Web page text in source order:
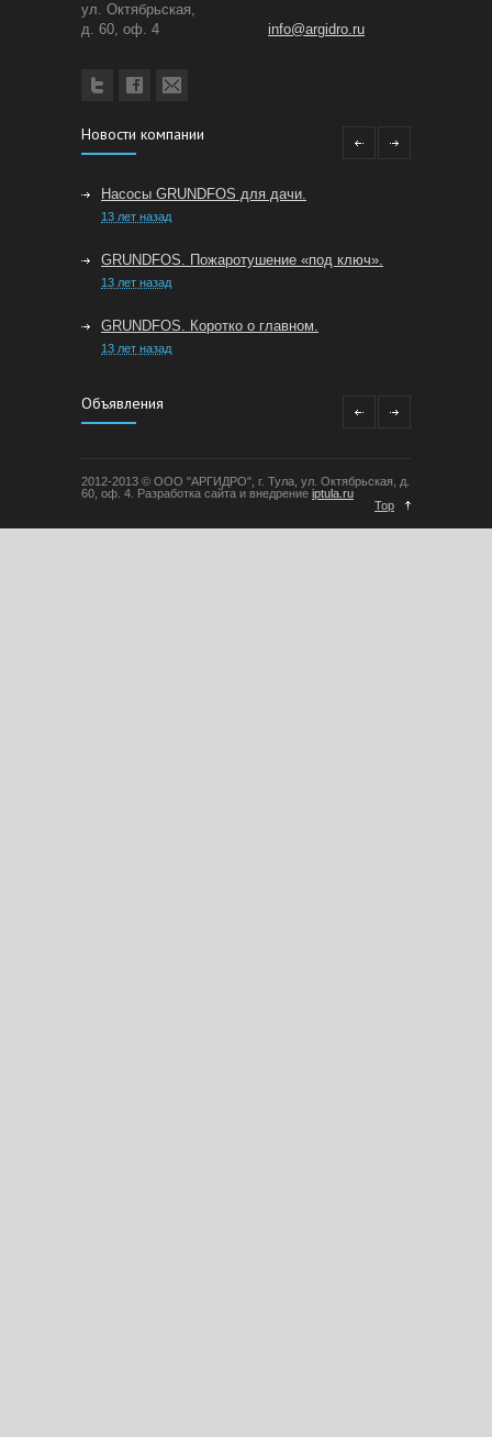
ул. Октябрьская,
д. 60, оф. 4
info@argidro.ru
Новости компании
Насосы GRUNDFOS для дачи.
13 лет назад
GRUNDFOS. Пожаротушение «под ключ».
13 лет назад
GRUNDFOS. Коротко о главном.
13 лет назад
компенсаторов
Выбор материала сильфонных
компенсаторов
Объявления
2012-2013 © ООО "АРГИДРО", г. Тула, ул. Октябрьская, д.
60, оф. 4. Разработка сайта и внедрение iptula.ru
Top